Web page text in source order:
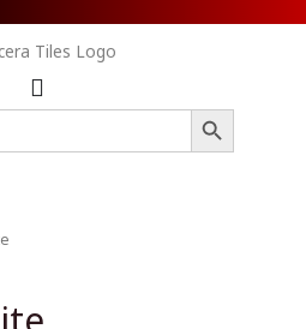
SEARCH BUTTON